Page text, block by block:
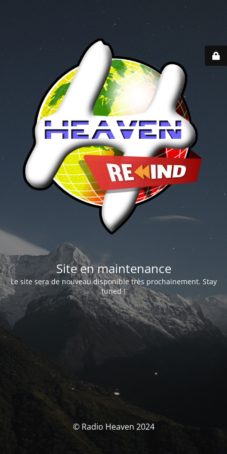
Site en maintenance
Le site sera de nouveau disponible très prochainement. Stay
tuned !
© Radio Heaven 2024